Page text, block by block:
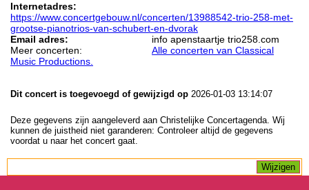
Internetadres:
https://www.concertgebouw.nl/concerten/13988542-trio-258-met-
grootse-pianotrios-van-schubert-en-dvorak
Email adres:
info apenstaartje trio258.com
Meer concerten:
Alle concerten van Classical
Music Productions.
Dit concert is toegevoegd of gewijzigd op 2026-01-03 13:14:07
Deze gegevens zijn aangeleverd aan Christelijke Concertagenda. Wij
kunnen de juistheid niet garanderen: Controleer altijd de gegevens
voordat u naar het concert gaat.